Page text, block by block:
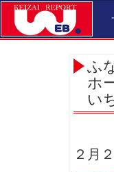
ふ
ホ
い
２月